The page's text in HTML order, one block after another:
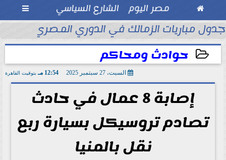
 مصر اليوم الشارع السياسي 
رسالة في نقد...
جدول مباريات الزمالك في الدوري المصري....
حوادث ومحاكم
السبت، 27 سبتمبر 2025 12:54 مـ بتوقيت القاهرة
إصابة 8 عمال في حادث
تصادم تروسيكل بسيارة ربع
نقل بالمنيا